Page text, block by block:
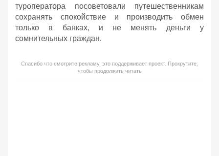
туроператора посоветовали путешественникам
сохранять спокойствие и производить обмен
только в банках, и не менять деньги у
сомнительных граждан.
Спасибо что смотрите рекламу, это поддерживает проект. Прокрутите,
чтобы продолжить читать